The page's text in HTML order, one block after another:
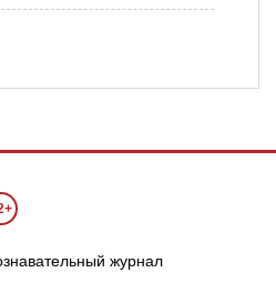
журнал